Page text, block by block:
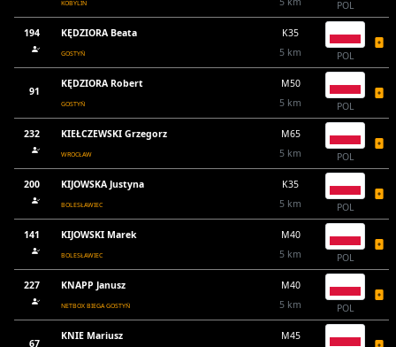
KOBYLIN POL
194 KĘDZIORA Beata
GOSTYŃ
K35
5 km
POL
91
KĘDZIORA Robert
GOSTYŃ
M50
5 km
POL
232 KIEŁCZEWSKI Grzegorz
WROCŁAW
M65
5 km
POL
200 KIJOWSKA Justyna
BOLESŁAWIEC
K35
5 km
POL
141 KIJOWSKI Marek
BOLESŁAWIEC
M40
5 km
POL
227 KNAPP Janusz
NETBOX BIEGA GOSTYŃ
M40
5 km
POL
67
KNIE Mariusz M45